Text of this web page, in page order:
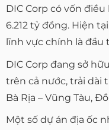
DIC Corp có vốn
6.212 tỷ đồng. Hiện
lĩnh vực chính là đầu
DIC Corp đang sở
trên cả nước, trải dài
Bà Rịa – Vũng Tàu,
Một số dự án địa ốc